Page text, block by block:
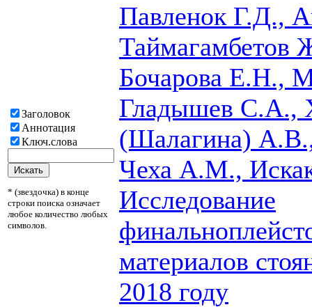
Заголовок
Аннотация
Ключ.слова
* (звездочка) в конце
строки поиска означает
любое количество любых
символов.
Павленок Г.Д.,
Бочарова Е.Н.,
Гладышев С.А.,
(Шалагина)
Чеха А.М.,
Исследование
материалов
2018 году